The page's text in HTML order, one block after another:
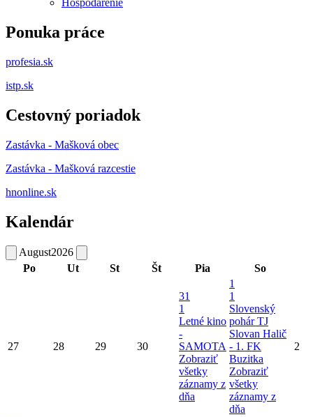
Hospodárenie
Ponuka práce
profesia.sk
istp.sk
Cestovný poriadok
Zastávka - Mašková obec
Zastávka - Mašková razcestie
hnonline.sk
Kalendár
August2026
Po
Ut St Št Pia So
27 28 29 30
31
1
Letné kino
-
SAMOTA
Zobraziť
všetky
záznamy z
dňa
1
1
Slovenský
pohár TJ
Slovan Halič
- 1. FK
Buzitka
Zobraziť
všetky
záznamy z
dňa
2